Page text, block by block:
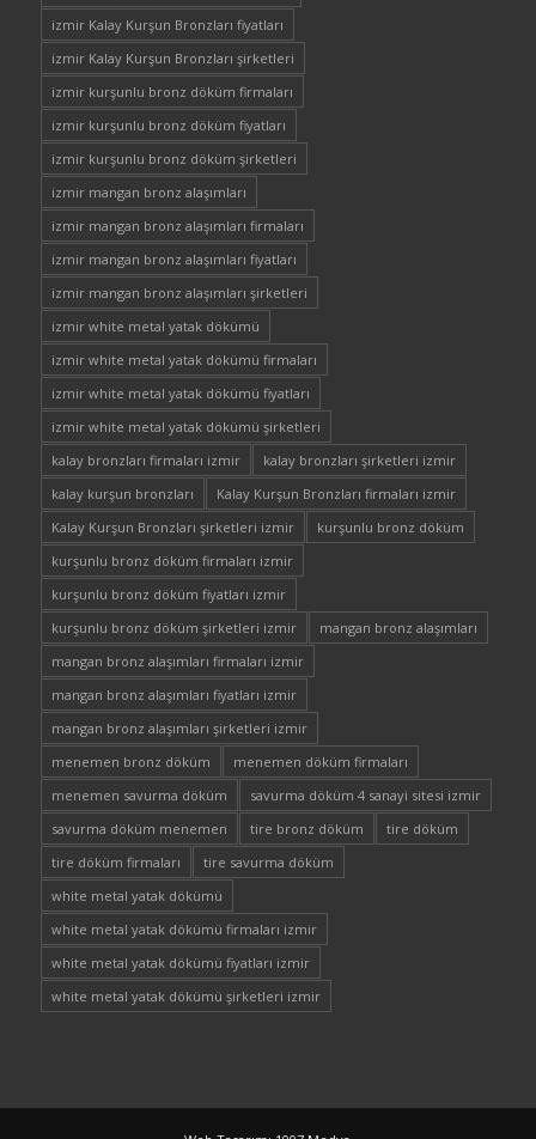
izmir Kalay Kurşun Bronzları fiyatları
izmir Kalay Kurşun Bronzları şirketleri
izmir kurşunlu bronz döküm firmaları
izmir kurşunlu bronz döküm fiyatları
izmir kurşunlu bronz döküm şirketleri
izmir mangan bronz alaşımları
izmir mangan bronz alaşımları firmaları
izmir mangan bronz alaşımları fiyatları
izmir mangan bronz alaşımları şirketleri
izmir white metal yatak dökümü
izmir white metal yatak dökümü firmaları
izmir white metal yatak dökümü fiyatları
izmir white metal yatak dökümü şirketleri
kalay bronzları firmaları izmir
kalay bronzları şirketleri izmir
kalay kurşun bronzları
Kalay Kurşun Bronzları firmaları izmir
Kalay Kurşun Bronzları şirketleri izmir
kurşunlu bronz döküm
kurşunlu bronz döküm firmaları izmir
kurşunlu bronz döküm fiyatları izmir
kurşunlu bronz döküm şirketleri izmir
mangan bronz alaşımları
mangan bronz alaşımları firmaları izmir
mangan bronz alaşımları fiyatları izmir
mangan bronz alaşımları şirketleri izmir
menemen bronz döküm
menemen döküm firmaları
menemen savurma döküm
savurma döküm 4 sanayi sitesi izmir
savurma döküm menemen
tire bronz döküm
tire döküm
tire döküm firmaları
tire savurma döküm
white metal yatak dökümü
white metal yatak dökümü firmaları izmir
white metal yatak dökümü fiyatları izmir
white metal yatak dökümü şirketleri izmir